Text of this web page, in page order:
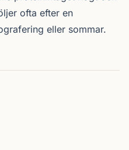
ofta efter en
eller sommar.